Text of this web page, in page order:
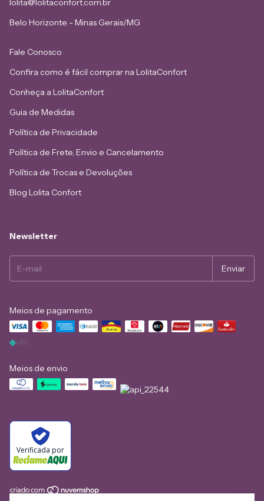
lolita@lolitaconfort.com.br
Belo Horizonte - Minas Gerais/MG
Fale Conosco
Confira como é fácil comprar na LolitaConfort
Conheça a LolitaConfort
Guia de Medidas
Política de Privacidade
Política de Frete, Envio e Cancelamento
Política de Trocas e Devoluções
Blog Lolita Confort
Newsletter
Meios de pagamento
Meios de envio
Verificada por